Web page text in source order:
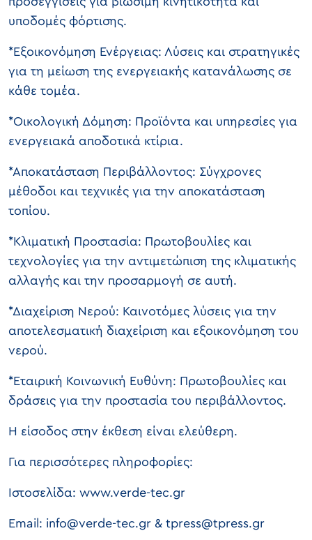
υποδομές φόρτισης.
*Εξοικονόμηση Ενέργειας: Λύσεις και στρατηγικές
για τη μείωση της ενεργειακής κατανάλωσης σε
κάθε τομέα.
*Οικολογική Δόμηση: Προϊόντα και υπηρεσίες για
ενεργειακά αποδοτικά κτίρια.
*Αποκατάσταση Περιβάλλοντος: Σύγχρονες
μέθοδοι και τεχνικές για την αποκατάσταση
τοπίου.
*Κλιματική Προστασία: Πρωτοβουλίες και
τεχνολογίες για την αντιμετώπιση της κλιματικής
αλλαγής και την προσαρμογή σε αυτή.
*Διαχείριση Νερού: Καινοτόμες λύσεις για την
αποτελεσματική διαχείριση και εξοικονόμηση του
νερού.
*Εταιρική Κοινωνική Ευθύνη: Πρωτοβουλίες και
δράσεις για την προστασία του περιβάλλοντος.
Η είσοδος στην έκθεση είναι ελεύθερη.
Για περισσότερες πληροφορίες:
Ιστοσελίδα: www.verde-tec.gr
Email: info@verde-tec.gr & tpress@tpress.gr